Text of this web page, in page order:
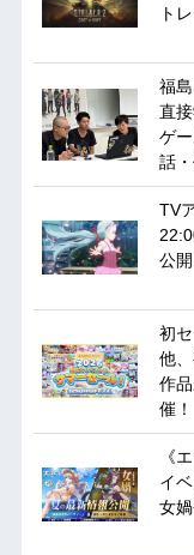
ト
福
直
ゲ
話
TV
公開
初
他
作
催！
《
イ
女媧